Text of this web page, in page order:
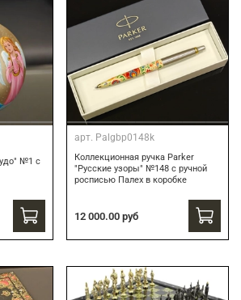
№1 с
арт. Palgbp0148k
Коллекционная ручка Parker
"Русские узоры" №148 с ручной
росписью Палех в коробке
12 000.00 руб